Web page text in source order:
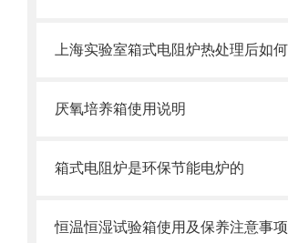
厌氧培养箱使用说明
箱式电阻炉是环保节能电炉的
恒温恒湿试验箱使用及保养注意事项